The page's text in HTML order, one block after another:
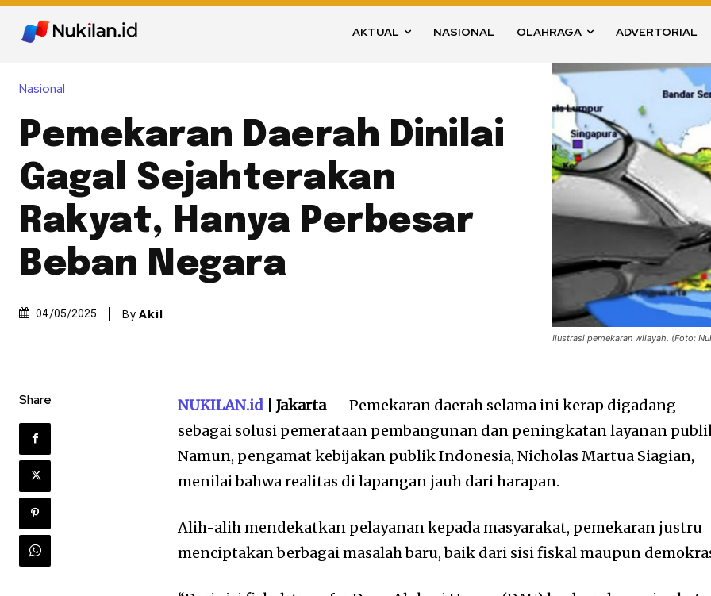
AKTUAL NASIONAL OLAHRAGA ADVERTORIAL
Nasional
Pemekaran Daerah Dinilai
Gagal Sejahterakan
Rakyat, Hanya Perbesar
Beban Negara
04/05/2025 By Akil
Ilustrasi pemekaran wilayah. (Foto:
Share NUKILAN.id | Jakarta — Pemekaran daerah selama ini kerap digadang
sebagai solusi pemerataan pembangunan dan peningkatan layanan
Namun, pengamat kebijakan publik Indonesia, Nicholas Martua Siagian,
menilai bahwa realitas di lapangan jauh dari harapan.
Alih-alih mendekatkan pelayanan kepada masyarakat, pemekaran justru
menciptakan berbagai masalah baru, baik dari sisi fiskal maupun